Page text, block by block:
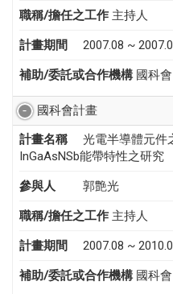
職稱/擔任之工作 主持人
計畫期間 2007.08 ~
補助/委託或合作機構 國科會
國科會計畫
計畫名稱
光電半導體元件
InGaAsNSb能帶特性之研究
參與人 郭艶光
職稱/擔任之工作 主持人
計畫期間 2007.08 ~
補助/委託或合作機構 國科會